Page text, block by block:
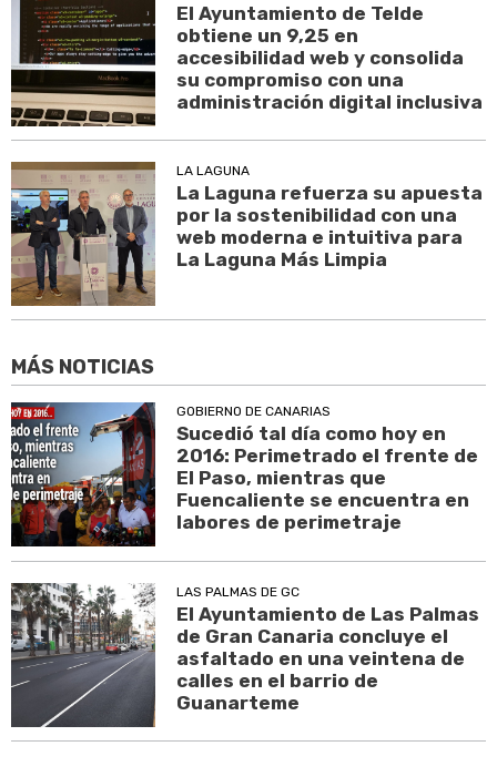
El Ayuntamiento de Telde
obtiene un 9,25 en
accesibilidad web y consolida
su compromiso con una
administración digital inclusiva
LA LAGUNA
La Laguna refuerza su apuesta
por la sostenibilidad con una
web moderna e intuitiva para
La Laguna Más Limpia
MÁS NOTICIAS
GOBIERNO DE CANARIAS
Sucedió tal día como hoy en
2016: Perimetrado el frente de
El Paso, mientras que
Fuencaliente se encuentra en
labores de perimetraje
LAS PALMAS DE GC
El Ayuntamiento de Las Palmas
de Gran Canaria concluye el
asfaltado en una veintena de
calles en el barrio de
Guanarteme